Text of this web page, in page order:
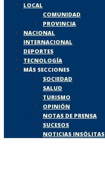
LOCAL
COMUNIDAD
PROVINCIA
NACIONAL
INTERNACIONAL
DEPORTES
TECNOLOGÍA
MÁS SECCIONES
SOCIEDAD
SALUD
TURISMO
OPINIÓN
NOTAS DE PRENSA
SUCESOS
NOTICIAS INSÓLITAS